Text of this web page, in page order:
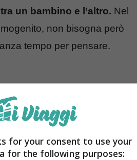
un bambino e l’altro. Nel
non bisogna però
tempo per pensare.
for your consent to use your
for the following purposes: